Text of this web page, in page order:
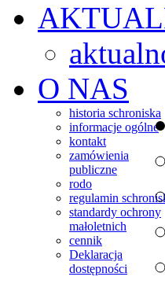
O NAS
historia schroniska
informacje ogólne
kontakt
zamówienia
publiczne
rodo
regulamin
standardy ochrony
małoletnich
cennik
Deklaracja
dostępności